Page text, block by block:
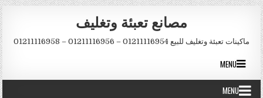
Skip to content
مصانع تعبئة وتغليف
ماكينات تعبئة وتغليف للبيع 01211116954 – 01211116956 – 01211116958
MENU
MENU